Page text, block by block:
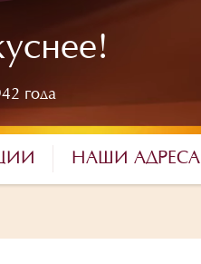
года
НАШИ АДРЕСА